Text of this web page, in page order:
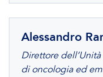
Alessandro
Direttore
di oncologia ed